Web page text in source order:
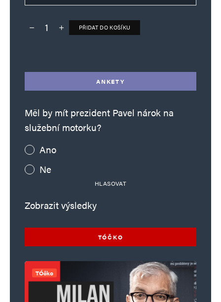
Deník TO – verze bez reklam množství
PŘIDAT DO KOŠÍKU
ANKETY
Měl by mít prezident Pavel nárok na
služební motorku?
Ano
Ne
HLASOVAT
Zobrazit výsledky
TÓČKO
TÓčko